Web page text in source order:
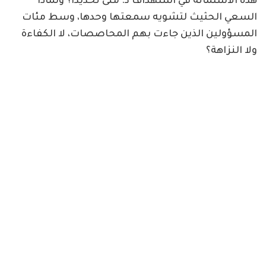
السعي الحثيث لتشويه سمعتها وحدها، وسط مئات
المسؤولين الذين جاءت بهم المحاصصات، لا الكفاءة
ولا النزاهة؟